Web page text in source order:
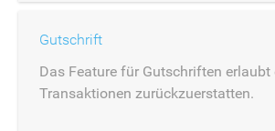
Gutschrift
Das Feature für Gutschriften erlaubt
Transaktionen zurückzuerstatten.